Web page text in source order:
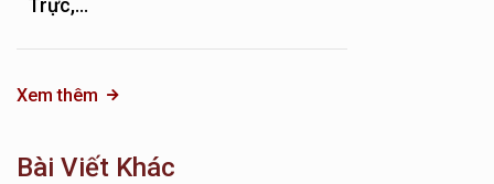
Trực,...
Xem thêm
Bài Viết Khác